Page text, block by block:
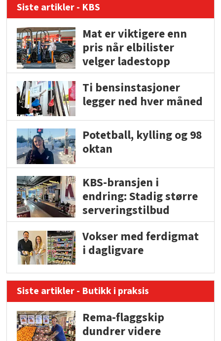
Siste artikler - KBS
Mat er viktigere enn
pris når elbilister
velger ladestopp
Ti bensinstasjoner
legger ned hver måned
Potetball, kylling og 98
oktan
KBS-bransjen i
endring: Stadig større
serveringstilbud
Vokser med ferdigmat
i dagligvare
Siste artikler - Butikk i praksis
Rema-flaggskip
dundrer videre